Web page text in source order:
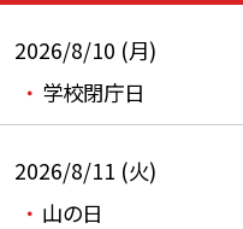
2026/8/10 (月)
学校閉庁日
2026/8/11 (火)
山の日